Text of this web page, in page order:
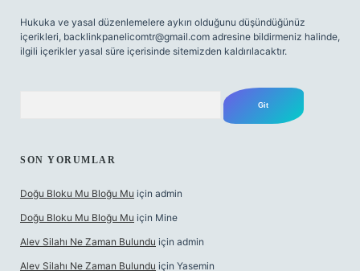
Hukuka ve yasal düzenlemelere aykırı olduğunu düşündüğünüz
içerikleri, backlinkpanelicomtr@gmail.com adresine bildirmeniz halinde,
ilgili içerikler yasal süre içerisinde sitemizden kaldırılacaktır.
SON YORUMLAR
Doğu Bloku Mu Bloğu Mu için admin
Doğu Bloku Mu Bloğu Mu için Mine
Alev Silahı Ne Zaman Bulundu için admin
Alev Silahı Ne Zaman Bulundu için Yasemin